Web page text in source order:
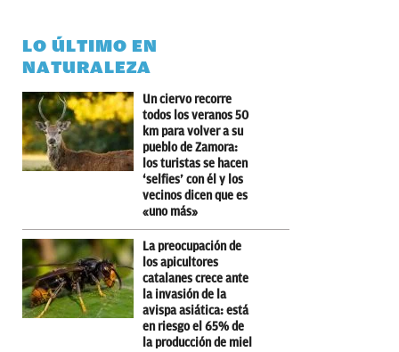
LO ÚLTIMO EN
NATURALEZA
Un ciervo recorre
todos los veranos 50
km para volver a su
pueblo de Zamora:
los turistas se hacen
‘selfies’ con él y los
vecinos dicen que es
«uno más»
La preocupación de
los apicultores
catalanes crece ante
la invasión de la
avispa asiática: está
en riesgo el 65% de
la producción de miel